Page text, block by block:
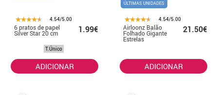
4.54/5.00
6 pratos de papel
Silver Star 20 cm 1.99€
T.Único
ADICIONAR
ÚLTIMAS UNIDADES
4.54/5.00
Airloonz Balão
Folhado Gigante
Estrelas
21.50€
ADICIONAR